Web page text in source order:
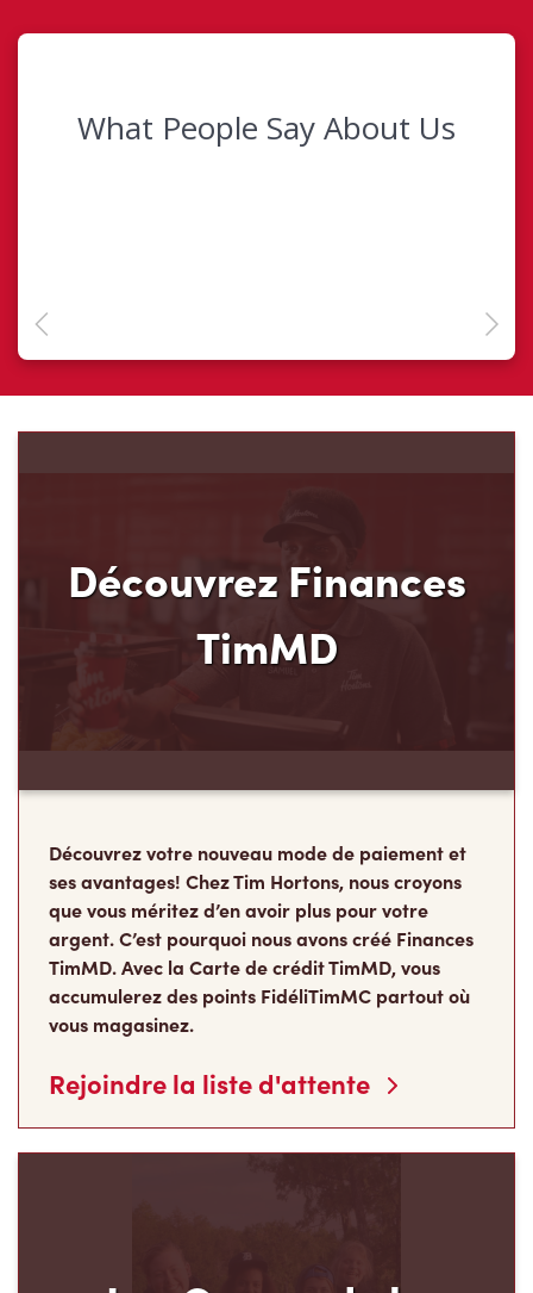
Découvrez Finances
TimMD
Découvrez votre nouveau mode de paiement et
ses avantages! Chez Tim Hortons, nous croyons
que vous méritez d’en avoir plus pour votre
argent. C’est pourquoi nous avons créé Finances
TimMD. Avec la Carte de crédit TimMD, vous
accumulerez des points FidéliTimMC partout où
vous magasinez.
Rejoindre la liste d'attente